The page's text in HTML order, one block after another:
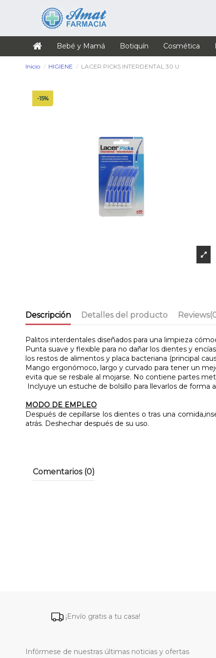
Bebé y Mamá Botiquín Cosmética
Inicio HIGIENE LACER PICKS INTERDENTAL 30 U
-15%
Descripción Detalles del producto Reviews
Palitos interdentales diseñados para una limpieza
Punta suave y flexible para no dañar los dientes y
los restos de alimentos y placa bacteriana (principal
Mango ergonómoco, largo y curvado para tener un
evita que se resbale al mojarse. No contiene partes
Inclyuye un estuche de bolsillo para llevarlos de forma
MODO DE EMPLEO
Después de cepillarse los dientes o tras una
atrás. Deshechar después de su uso.
Comentarios (0)
¡Envío gratis a tu casa!
Infórmese de nuestras últimas noticias y ofertas